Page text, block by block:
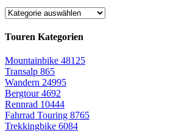
Touren Kategorien
Mountainbike 48125
Transalp 865
Wandern 24995
Bergtour4692
Rennrad 10444
Fahrrad Touring 8765
Trekkingbike 6084